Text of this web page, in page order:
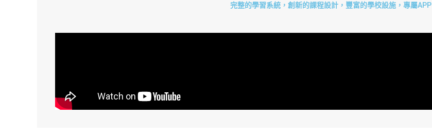
完整的學習系統，創新的課程設計，豐富的學校設施，專屬APP